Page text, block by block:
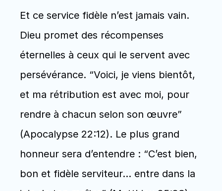
Et ce service fidèle n’est jamais vain.
Dieu promet des récompenses
éternelles à ceux qui le servent avec
persévérance. “Voici, je viens bientôt,
et ma rétribution est avec moi, pour
rendre à chacun selon son œuvre”
(Apocalypse 22:12). Le plus grand
honneur sera d’entendre : “C’est bien,
bon et fidèle serviteur… entre dans la